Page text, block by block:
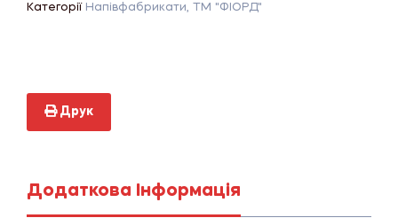
Категорії Напівфабрикати, ТМ "ФІОРД"
Друк
Додаткова Інформація